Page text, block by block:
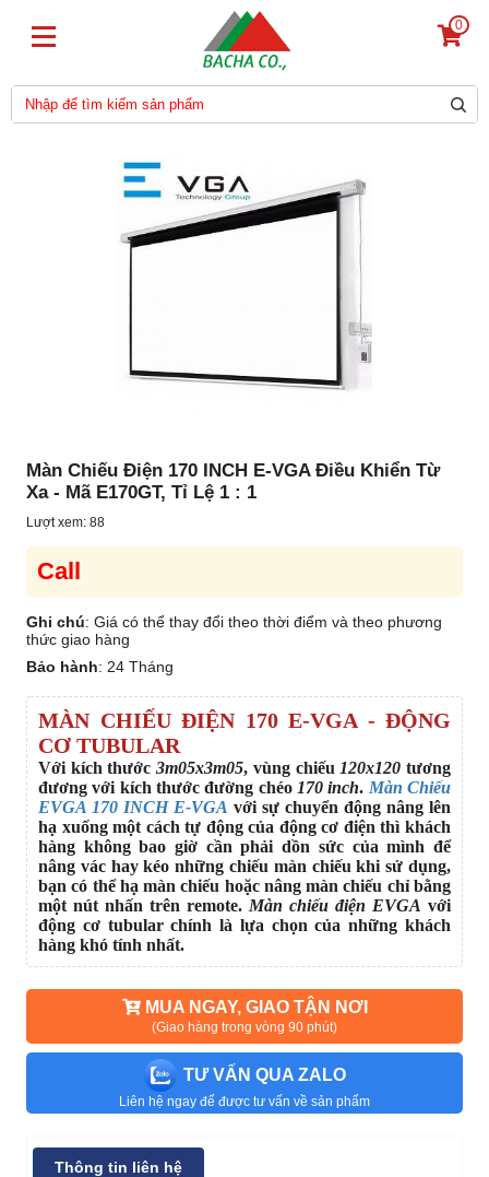
0
Màn Chiếu Điện 170 INCH E-VGA Điều Khiển Từ
Xa - Mã E170GT, Tỉ Lệ 1 : 1
Lượt xem: 88
Call
Ghi chú: Giá có thể thay đổi theo thời điểm và theo phương
thức giao hàng
Bảo hành: 24 Tháng
MÀN CHIẾU ĐIỆN 170 E-VGA - ĐỘNG
CƠ TUBULAR
Với kích thước3m05x3m05, vùng chiếu 120x120 tương
đương với kích thước đường chéo 170 inch. Màn Chiếu
EVGA 170 INCH E-VGA với sự chuyển động nâng lên
hạ xuống một cách tự động của động cơ điện thì khách
hàng không bao giờ cần phải dồn sức của mình để
nâng vác hay kéo những chiếu màn chiếu khi sử dụng,
bạn có thể hạ màn chiếu hoặc nâng màn chiếu chỉ bằng
một nút nhấn trên remote. Màn chiếu điện EVGA với
động cơ tubular chính là lựa chọn của những khách
hàng khó tính nhất.
MUA NGAY, GIAO TẬN NƠI
(Giao hàng trong vòng 90 phút)
TƯ VẤN QUA ZALO
Liên hệ ngay để được tư vấn về sản phẩm
Thông tin liên hệ